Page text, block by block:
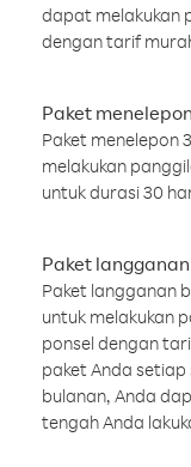
dapat melakukan
dengan tarif
Paket
Paket menelepon
melakukan
untuk durasi 30
Paket
Paket langganan
untuk melakukan
ponsel dengan
paket Anda
bulanan, Anda
tengah Anda